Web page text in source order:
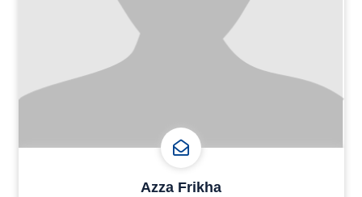
Azza Frikha